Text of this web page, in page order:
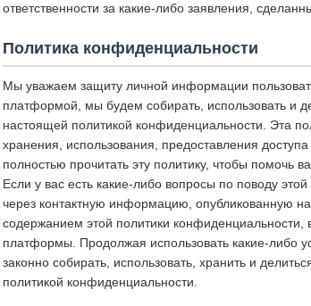
ответственности за какие-либо заявления,
Политика конфиденциальности
Мы уважаем защиту личной информации
платформой, мы будем собирать, использовать и
настоящей политикой конфиденциальности. Эта
хранения, использования, предоставления
полностью прочитать эту политику, чтобы помочь
Если у вас есть какие-либо вопросы по поводу
через контактную информацию, опубликованную
содержанием этой политики
платформы. Продолжая использовать какие-либо
законно собирать, использовать, хранить и
политикой конфиденциальности.